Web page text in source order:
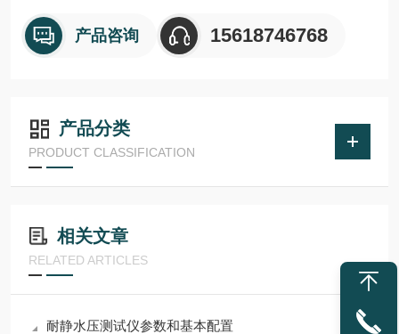
产品咨询 15618746768
产品分类
PRODUCT CLASSIFICATION
相关文章
RELATED ARTICLES
耐静水压测试仪参数和基本配置